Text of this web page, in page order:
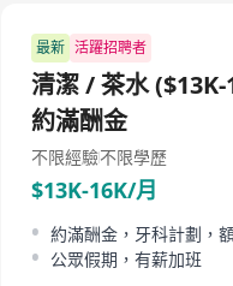
最新 活躍招聘者
清潔 / 茶水 ($13K-
約滿酬金
不限經驗不限學歷
$13K-16K/月
約滿酬金，牙科計劃，
公眾假期，有薪加班